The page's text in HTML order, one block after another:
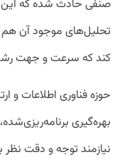
صنفی حادث شده که این
تحلیل‌های موجود آن هم
کند که سرعت و جهت
حوزه فناوری اطلاعات و
بهره‌گیری
نیازمند توجه و دقت